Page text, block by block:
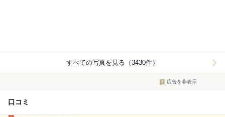
すべての写真を見る（3430件）
広告を非表示
口コミ